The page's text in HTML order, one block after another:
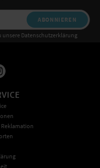
ABONNIEREN
Datenschutzerklärung
Reklamation